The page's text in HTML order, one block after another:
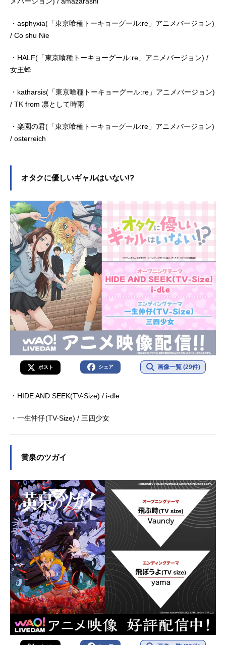
・asphyxia(「東京喰種トーキョーグール:re」アニメバージョン)
/ Co shu Nie
・HALF(「東京喰種トーキョーグール:re」アニメバージョン) /
女王蜂
・katharsis(「東京喰種トーキョーグール:re」アニメバージョン)
/ TK from 凛として時雨
・楽園の君(「東京喰種トーキョーグール:re」アニメバージョン)
/ osterreich
オタクに優しいギャルはいない!?
ポスト シェア 画像一覧 (29件)
・HIDE AND SEEK(TV-Size) / i-dle
・一生仲仔(TV-Size) / 三四少女
黄泉のツガイ